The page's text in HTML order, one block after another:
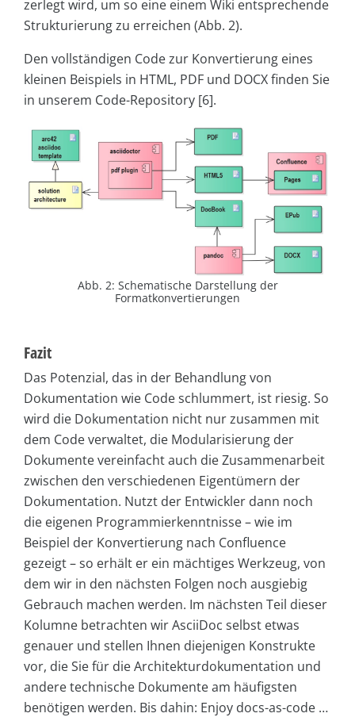
zerlegt wird, um so eine einem Wiki entsprechende
Strukturierung zu erreichen (Abb. 2).
Den vollständigen Code zur Konvertierung eines
kleinen Beispiels in HTML, PDF und DOCX finden Sie
in unserem Code-Repository [6].
Abb. 2: Schematische Darstellung der
Formatkonvertierungen
Fazit
Das Potenzial, das in der Behandlung von
Dokumentation wie Code schlummert, ist riesig. So
wird die Dokumentation nicht nur zusammen mit
dem Code verwaltet, die Modularisierung der
Dokumente vereinfacht auch die Zusammenarbeit
zwischen den verschiedenen Eigentümern der
Dokumentation. Nutzt der Entwickler dann noch
die eigenen Programmierkenntnisse – wie im
Beispiel der Konvertierung nach Confluence
gezeigt – so erhält er ein mächtiges Werkzeug, von
dem wir in den nächsten Folgen noch ausgiebig
Gebrauch machen werden. Im nächsten Teil dieser
Kolumne betrachten wir AsciiDoc selbst etwas
genauer und stellen Ihnen diejenigen Konstrukte
vor, die Sie für die Architekturdokumentation und
andere technische Dokumente am häufigsten
benötigen werden. Bis dahin: Enjoy docs-as-code …